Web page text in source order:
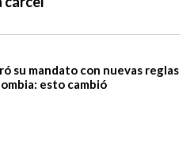
su mandato con nuevas reglas
esto cambió